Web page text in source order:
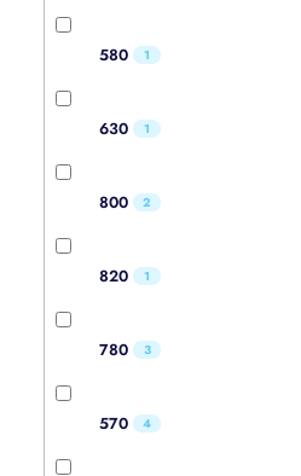
580 1
630 1
800 2
820 1
780 3
570 4